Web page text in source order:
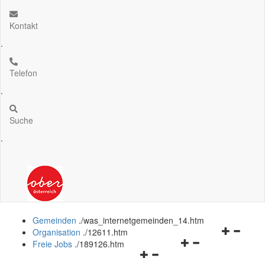
Kontakt
.
Telefon
.
Suche
.
Gemeinden ./was_internetgemeinden_14.htm
Navigationsmenü
Organisation ./12611.htm
Navigationsmenü
Freie Jobs ./189126.htm